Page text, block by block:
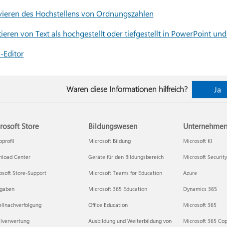
des Hochstellens von Ordnungszahlen
von Text als hochgestellt oder tiefgestellt in PowerPoint
Editor
Waren diese Informationen hilfreich? Ja
Store
Center
Store-Support
Bildungswesen
Microsoft Bildung
Geräte für den Bildungsbereich
Microsoft Teams for Education
Microsoft 365 Education
Office Education
Ausbildung und Weiterbildung von
Unternehmen
Microsoft KI
Microsoft Security
Azure
Dynamics 365
Microsoft 365
Microsoft 365